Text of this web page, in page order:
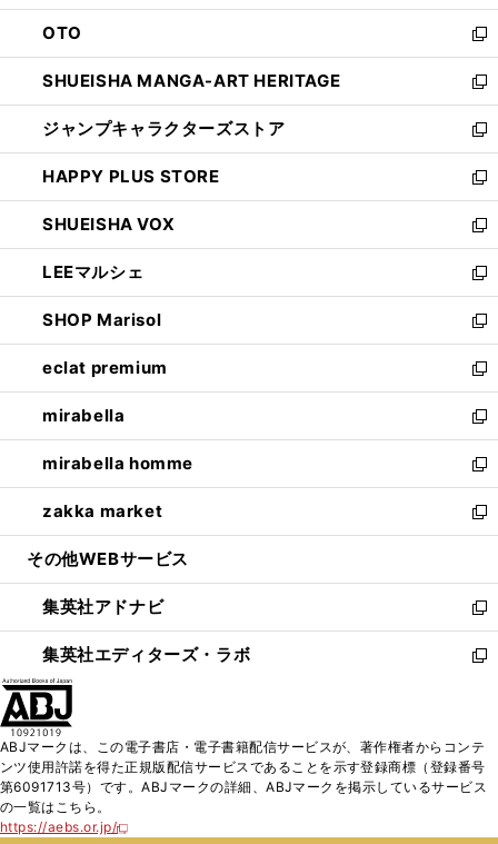
ウ
で
開
く
ン
ド
ウ
で
開
く
OTO
新
し
い
ウ
ィ
ン
ド
ウ
で
開
く
SHUEISHA MANGA-ART HERITAGE
新
し
い
ウ
ィ
ン
ド
ウ
で
開
く
ジャンプキャラクターズストア
新
し
い
ウ
ィ
ン
ド
ウ
で
開
く
HAPPY PLUS STORE
新
し
い
ウ
ィ
ン
ド
ウ
で
開
く
SHUEISHA VOX
新
し
い
ウ
ィ
ン
ド
ウ
で
開
く
LEEマルシェ
新
し
い
ウ
ィ
ン
ド
ウ
で
開
く
SHOP Marisol
新
し
い
ウ
ィ
ン
ド
ウ
で
開
eclat premium
新
し
い
ウ
ィ
ン
ド
ウ
開
く
mirabella
新
し
い
ウ
ィ
ン
ウ
で
開
く
mirabella homme
新
し
い
ウ
ン
ド
ウ
で
zakka market
新
し
ウ
ィ
ン
ド
く
その他WEBサービス
集英社アドナビ
新
し
い
ド
ウ
で
集英社エディターズ・ラボ
新
ィ
ン
ABJマークは、この電子書店・電子書籍配信サービスが、著作権者からコンテ
ンツ使用許諾を得た正規版配信サービスであることを示す登録商標（登録番号
第6091713号）です。ABJマークの詳細、ABJマークを掲示しているサービス
の一覧はこちら。
https://aebs.or.jp/
新